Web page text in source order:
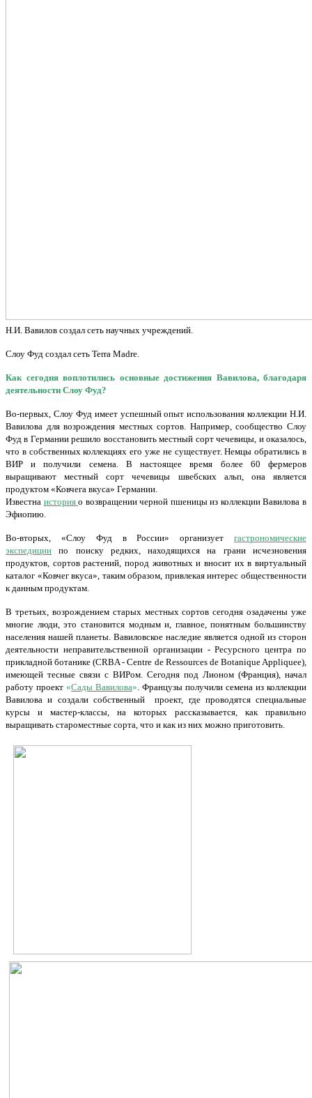
Н.И. Вавилов создал сеть научных учреждений.
Слоу Фуд создал сеть Terra Madre.
Как сегодня воплотились основные достижения Вавилова, благодаря
деятельности Слоу Фуд?
Во-первых, Слоу Фуд имеет успешный опыт использования коллекции Н.И.
Вавилова для возрождения местных сортов. Например, сообщество Слоу
Фуд в Германии решило восстановить местный сорт чечевицы, и оказалось,
что в собственных коллекциях его уже не существует. Немцы обратились в
ВИР и получили семена. В настоящее время более 60 фермеров
выращивают местный сорт чечевицы швебских альп, она является
продуктом «Ковчега вкуса» Германии.
Известна история о возвращении черной пшеницы из коллекции Вавилова в
Эфиопию.
Во-вторых, «Слоу Фуд в России» организует
гастрономические
экспедиции
по поиску редких, находящихся на грани исчезновения
продуктов, сортов растений, пород животных и вносит их в виртуальный
каталог «Ковчег вкуса», таким образом, привлекая интерес общественности
к данным продуктам.
В третьих, возрождением старых местных сортов сегодня озадачены уже
многие люди, это становится модным и, главное, понятным большинству
населения нашей планеты. Вавиловское наследие является одной из сторон
деятельности неправительственной организации - Ресурсного центра по
прикладной ботанике (CRBA - Centre de Ressources de Botanique Appliquee),
имеющей тесные связи с ВИРом. Сегодня под Лионом (Франция), начал
работу проект «Сады Вавилова» . Французы получили семена из коллекции
Вавилова и создали собственный проект, где проводятся специальные
курсы и мастер-классы, на которых рассказывается, как правильно
выращивать староместные сорта, что и как из них можно приготовить.